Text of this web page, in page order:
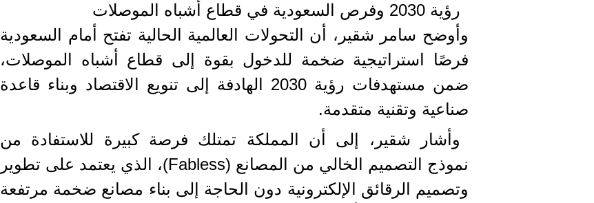
رؤية 2030 وفرص السعودية في قطاع أشباه الموصلات
وأوضح سامر شقير، أن التحولات العالمية الحالية تفتح أمام السعودية
فرصًا استراتيجية ضخمة للدخول بقوة إلى قطاع أشباه الموصلات،
ضمن مستهدفات رؤية 2030 الهادفة إلى تنويع الاقتصاد وبناء قاعدة
صناعية وتقنية متقدمة.
وأشار شقير، إلى أن المملكة تمتلك فرصة كبيرة للاستفادة من
نموذج التصميم الخالي من المصانع (Fabless)، الذي يعتمد على تطوير
وتصميم الرقائق الإلكترونية دون الحاجة إلى بناء مصانع ضخمة مرتفعة